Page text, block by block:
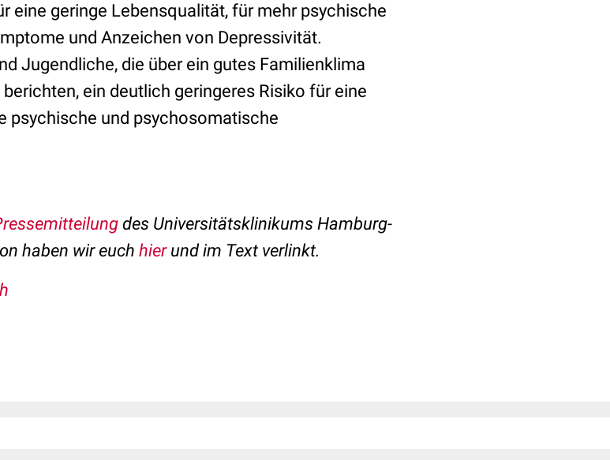
eine geringe Lebensqualität, für mehr psychische
und Anzeichen von Depressivität.
Jugendliche, die über ein gutes Familienklima
ein deutlich geringeres Risiko für eine
psychische und psychosomatische
des Universitätsklinikums Hamburg-
haben wir euch hierund im Text verlinkt.